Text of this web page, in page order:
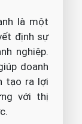
là một
định sự
nghiệp.
doanh
tạo ra lợi
với thị